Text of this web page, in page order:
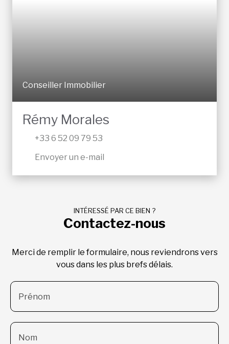
Conseiller Immobilier
Rémy Morales
+33 6 52 09 79 53
Envoyer un e-mail
INTÉRESSÉ PAR CE BIEN ?
Contactez-nous
Merci de remplir le formulaire, nous reviendrons vers
vous dans les plus brefs délais.
Prénom
Nom